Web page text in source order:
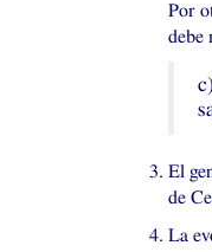
Por
debe
El
de
La